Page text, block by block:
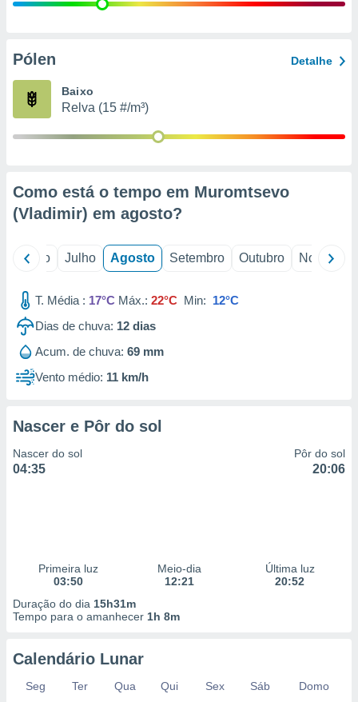
e
de
Pólen Detalhe
Baixo
Relva (15 #/m³)
Como está o tempo em Muromtsevo
(Vladimir) em agosto?
Junho Julho Agosto Setembro Outubro Novembro
T. Média : 17°C Máx.: 22°C Min: 12°C
Dias de chuva: 12 dias
Acum. de chuva: 69 mm
Vento médio: 11 km/h
Nascer e Pôr do sol
Nascer do sol
04:35
Pôr do sol
20:06
Primeira luz
03:50
Meio-dia
12:21
Última luz
20:52
Duração do dia 15h31m
Tempo para o amanhecer 1h 8m
Calendário Lunar
Seg Ter Qua Qui Sex Sáb
Domo